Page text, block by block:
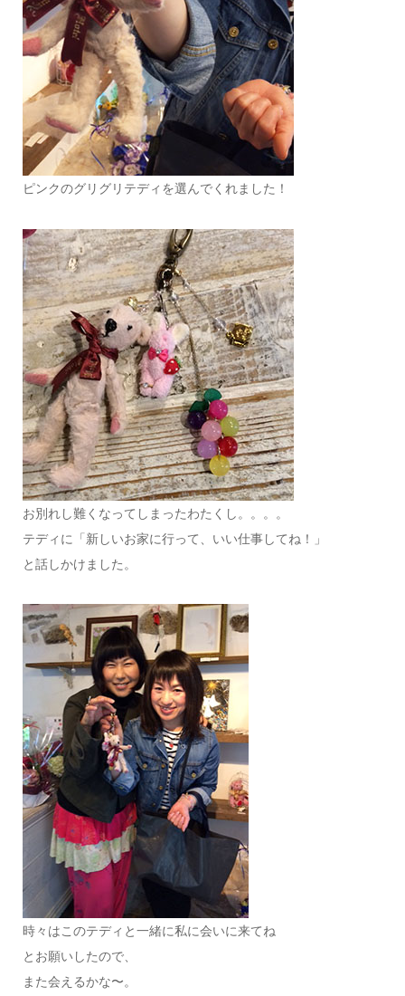
ピンクのグリグリテディを選んでくれました！
お別れし難くなってしまったわたくし。。。。
テディに「新しいお家に行って、いい仕事してね！」
と話しかけました。
時々はこのテディと一緒に私に会いに来てね
とお願いしたので、
また会えるかな〜。